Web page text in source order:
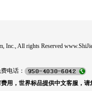
Inc., All rights Reserved
电话：
用，世界标品提供中文客服，请